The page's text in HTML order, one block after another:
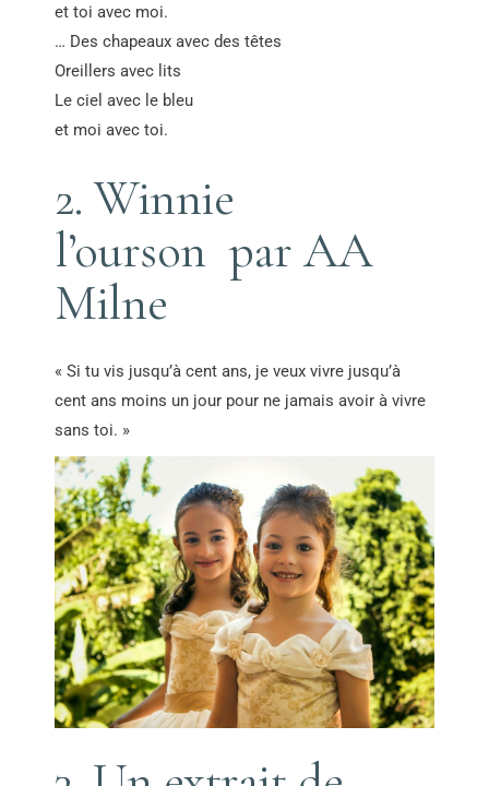
et toi avec moi.
… Des chapeaux avec des têtes
Oreillers avec lits
Le ciel avec le bleu
et moi avec toi.
2. Winnie
l’ourson par AA
Milne
« Si tu vis jusqu’à cent ans, je veux vivre jusqu’à
cent ans moins un jour pour ne jamais avoir à vivre
sans toi. »